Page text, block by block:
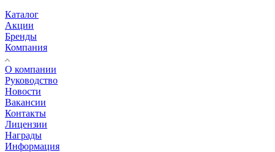
Каталог
Акции
Бренды
Компания
О компании
Руководство
Новости
Вакансии
Контакты
Лицензии
Награды
Информация